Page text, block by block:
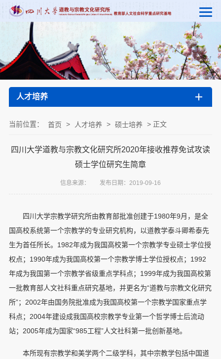
人才培养
当前位置： 首页 > 人才培养 > 硕士培养 > 正文
四川大学道教与宗教文化研究所2020年接收推荐免试攻读
硕士学位研究生简章
信息来源： 发布日期：2019-09-16
四川大学宗教学研究所由教育部批准创建于1980年9月，是全
国高校系统第一个宗教学的专业研究机构，以道教学泰斗卿希泰先
生为首任所长。1982年成为我国高校第一个宗教学专业硕士学位授
权点；1990年成为我国高校第一个宗教学博士学位授权点；1992
年成为我国第一个宗教学省级重点学科点；1999年成为我国高校第
一批教育部人文社科重点研究基地，并更名为“道教与宗教文化研究
所”；2002年由国务院批准成为我国高校第一个宗教学国家重点学
科点；2004年建设成我国高校宗教学专业第一个哲学博士后流动
站；2005年成为国家“985工程”人文社科第一批创新基地。
本所现有宗教学和美学两个二级学科，其中宗教学包括中国道